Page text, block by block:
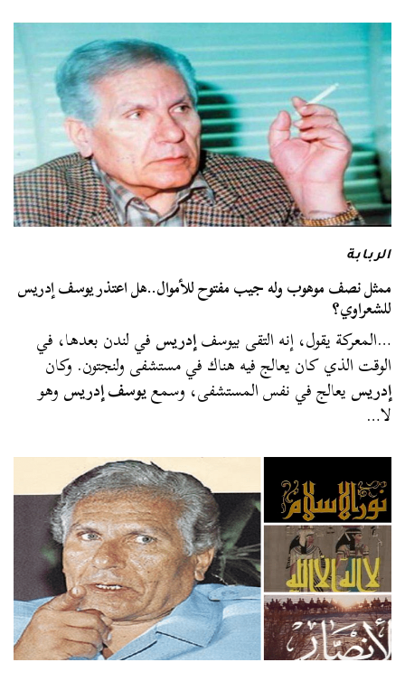
الربابة
ممثل نصف موهوب وله جيب مفتوح للأموال..هل اعتذر يوسف إدريس
للشعراوي؟
…المعركة يقول، إنه التقى بيوسفإدريسفي لندن بعدها، في
الوقت الذي كان يعالج فيه هناك في مستشفى ولنجتون. وكان
إدريسيعالج في نفس المستشفى، وسمعيوسف إدريسوهو
لا…